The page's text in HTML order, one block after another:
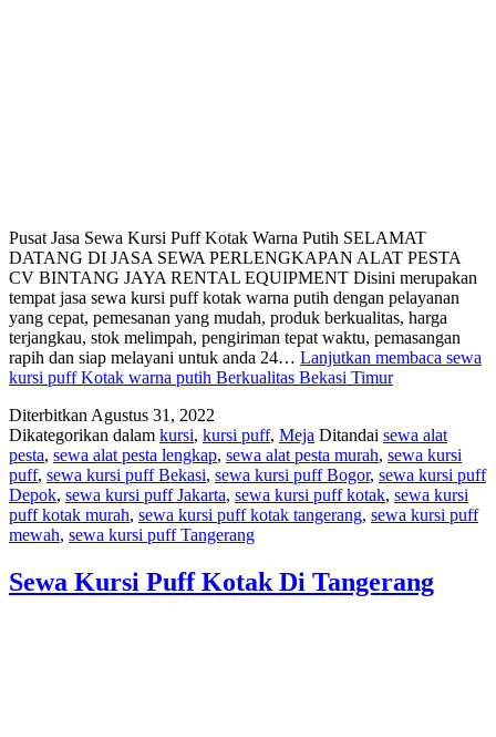
Pusat Jasa Sewa Kursi Puff Kotak Warna Putih SELAMAT
DATANG DI JASA SEWA PERLENGKAPAN ALAT PESTA
CV BINTANG JAYA RENTAL EQUIPMENT Disini merupakan
tempat jasa sewa kursi puff kotak warna putih dengan pelayanan
yang cepat, pemesanan yang mudah, produk berkualitas, harga
terjangkau, stok melimpah, pengiriman tepat waktu, pemasangan
rapih dan siap melayani untuk anda 24… Lanjutkan membaca sewa
kursi puff Kotak warna putih Berkualitas Bekasi Timur
Diterbitkan Agustus 31, 2022
Dikategorikan dalam kursi, kursi puff, Meja Ditandai sewa alat
pesta, sewa alat pesta lengkap, sewa alat pesta murah, sewa kursi
puff, sewa kursi puff Bekasi, sewa kursi puff Bogor, sewa kursi puff
Depok, sewa kursi puff Jakarta, sewa kursi puff kotak, sewa kursi
puff kotak murah, sewa kursi puff kotak tangerang, sewa kursi puff
mewah, sewa kursi puff Tangerang
Sewa Kursi Puff Kotak Di Tangerang